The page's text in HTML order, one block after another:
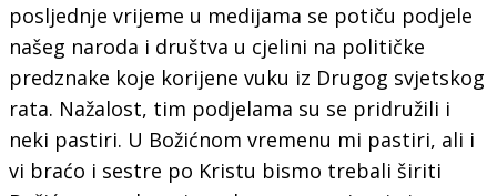
posljednje vrijeme u medijama se potiču podjele
našeg naroda i društva u cjelini na političke
predznake koje korijene vuku iz Drugog svjetskog
rata. Nažalost, tim podjelama su se pridružili i
neki pastiri. U Božićnom vremenu mi pastiri, ali i
vi braćo i sestre po Kristu bismo trebali širiti